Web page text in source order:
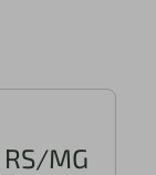
MG